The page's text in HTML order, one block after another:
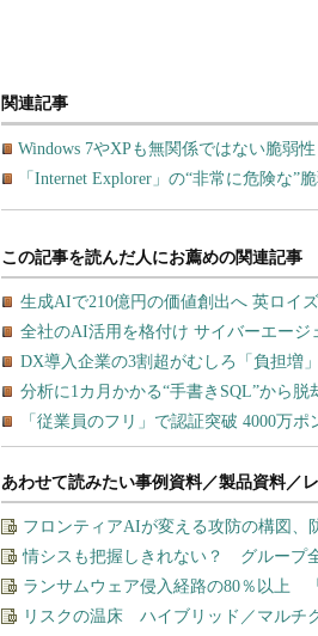
関連記事
Windows 7やXPも無関係ではない脆弱
「Internet Explorer」の“非常に危険な”
あわせて読みたい事例資料／製品資料／
フロンティアAIが変える攻防の構図、
情シスも把握しきれない？ グループ
ランサムウェア侵入経路の80％以上
リスクの温床 ハイブリッド／マルチ